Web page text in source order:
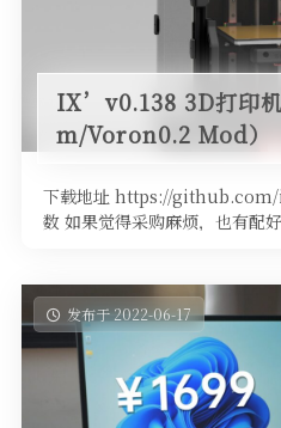
IX’v0.138 3D打印
m/Voron0.2 Mod）
下载地址 https://
数 如果觉得采购麻烦，也有配
发布于 2022-06-17